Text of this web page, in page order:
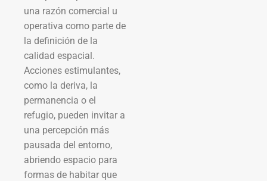
una razón comercial u
operativa como parte de
la definición de la
calidad espacial.
Acciones estimulantes,
como la deriva, la
permanencia o el
refugio, pueden invitar a
una percepción más
pausada del entorno,
abriendo espacio para
formas de habitar que